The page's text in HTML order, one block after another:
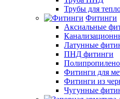
Трубы для
Фитинги
Аксиальные
Латунные
ПНД фитинги
Фитинги для
Фитинги из
Чугунные